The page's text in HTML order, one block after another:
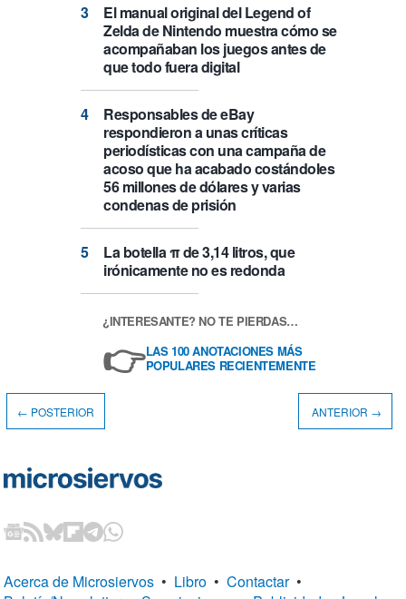
El manual original del Legend of
Zelda de Nintendo muestra cómo se
acompañaban los juegos antes de
que todo fuera digital
Responsables de eBay
respondieron a unas críticas
periodísticas con una campaña de
acoso que ha acabado costándoles
56 millones de dólares y varias
condenas de prisión
La botella π de 3,14 litros, que
irónicamente no es redonda
¿INTERESANTE? NO TE PIERDAS…
👉LAS 100 ANOTACIONES MÁS
POPULARES RECIENTEMENTE
← POSTERIOR ANTERIOR →
Acerca de Microsiervos • Libro • Contactar •